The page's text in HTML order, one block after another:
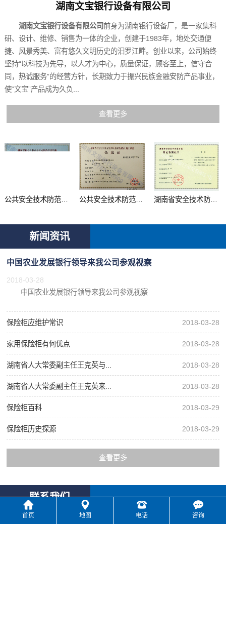
湖南文宝银行设备有限公司
湖南文宝银行设备有限公司前身为湖南银行设备厂，是一家集科
研、设计、维修、销售为一体的企业，创建于1983年，地处交通便
捷、风景秀美、富有悠久文明历史的汨罗江畔。创业以来，公司始终
坚持“以科技为先导，以人才为中心，质量保证，顾客至上，信守合
同，热诚服务”的经营方针，长期致力于振兴民族金融安防产品事业，
使“文宝”产品成为久负...
查看更多
公共安全技术防范产品... 公共安全技术防范系统... 湖南省安全技术防范行...
新闻资讯
中国农业发展银行领导来我公司参观视察
2018-03-28
中国农业发展银行领导来我公司参观视察
保险柜应维护常识 2018-03-28
家用保险柜有何优点 2018-03-28
湖南省人大常委副主任王克英与... 2018-03-28
湖南省人大常委副主任王克英来... 2018-03-28
保险柜百科 2018-03-29
保险柜历史探源 2018-03-29
查看更多
联系我们
首页 地图 电话 咨询